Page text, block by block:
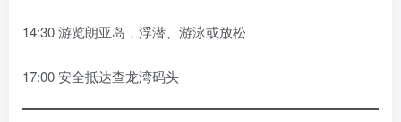
14:30 游览朗亚岛，浮潜、游泳或放松
17:00 安全抵达查龙湾码头